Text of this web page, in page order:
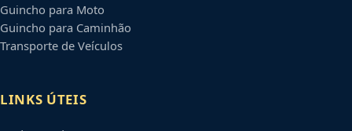
Guincho para Moto
Guincho para Caminhão
Transporte de Veículos
LINKS ÚTEIS